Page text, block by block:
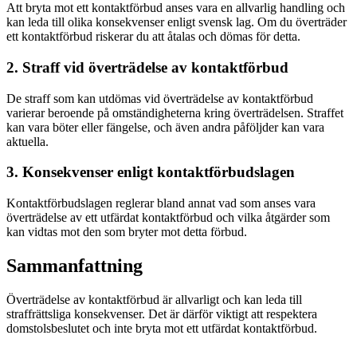
Att bryta mot ett kontaktförbud anses vara en allvarlig handling och
kan leda till olika konsekvenser enligt svensk lag. Om du överträder
ett kontaktförbud riskerar du att åtalas och dömas för detta.
2. Straff vid överträdelse av kontaktförbud
De straff som kan utdömas vid överträdelse av kontaktförbud
varierar beroende på omständigheterna kring överträdelsen. Straffet
kan vara böter eller fängelse, och även andra påföljder kan vara
aktuella.
3. Konsekvenser enligt kontaktförbudslagen
Kontaktförbudslagen reglerar bland annat vad som anses vara
överträdelse av ett utfärdat kontaktförbud och vilka åtgärder som
kan vidtas mot den som bryter mot detta förbud.
Sammanfattning
Överträdelse av kontaktförbud är allvarligt och kan leda till
straffrättsliga konsekvenser. Det är därför viktigt att respektera
domstolsbeslutet och inte bryta mot ett utfärdat kontaktförbud.